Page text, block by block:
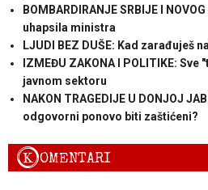
BOMBARDIRANJE SRBIJE I
uhapsila ministra
LJUDI BEZ DUŠE: Kad zarađuješ
IZMEĐU ZAKONA I POLITIKE:
javnom sektoru
NAKON TRAGEDIJE U DONJOJ
odgovorni ponovo biti zaštićeni?
KOMENTARI